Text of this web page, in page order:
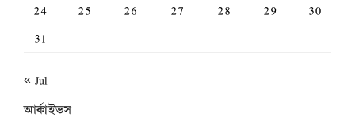
24
25 26 27 28 29
30
31
« Jul
আর্কাইভস